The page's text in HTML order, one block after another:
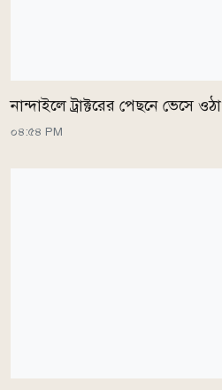
নান্দাইলে ট্রাক্টরের পেছনে ভেসে
০৪:৫৪ PM